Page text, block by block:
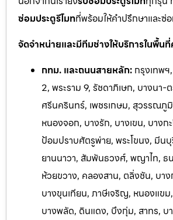
ซ่อมประตูรีโมทที่พร้อมให้คำปรึกษาและซ่
จัดจำหน่ายและมีทีมช่างให้บริการในพื้น
กทม. และถนนสายหลัก: กรุงเทพ
2, พระราม 9, รัชดาภิเษก, บางนา-
ศรีนครินทร์, เพชรเกษม, สุวรรณภู
หนองจอก, บางรัก, บางเขน, บาง
ป้อมปราบศัตรูพ่าย, พระโขนง, มีน
ยานนาวา, สัมพันธวงศ์, พญาไท,
ห้วยขวาง, คลองสาน, ตลิ่งชัน, บา
บางขุนเทียน, ภาษีเจริญ, หนองแข
บางพลัด, ดินแดง, บึงกุ่ม, สาทร, บ